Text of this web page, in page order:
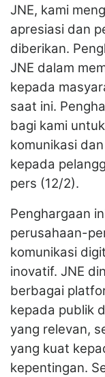
JNE, kami
apresiasi dan
diberikan.
JNE dalam
kepada
saat ini.
bagi kami
komunikasi
kepada
pers (12/2).
Penghargaan
perusahaan-
komunikasi
inovatif. JNE
berbagai
kepada publik
yang relevan,
yang kuat
kepentingan.